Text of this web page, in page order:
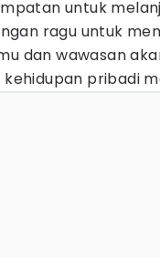
untuk
ragu untuk
dan wawasan
pribadi